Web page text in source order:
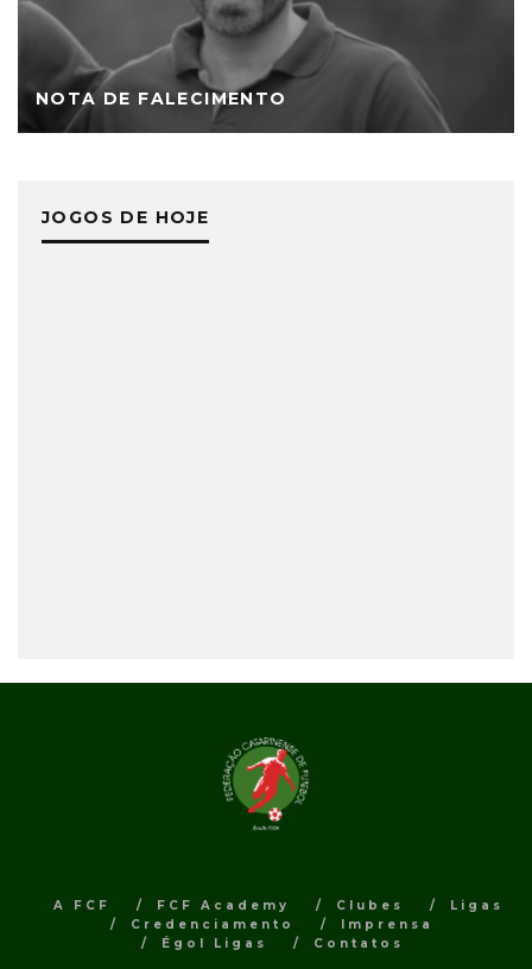
NOTA DE FALECIMENTO
JOGOS DE HOJE
A FCF FCF Academy Clubes
Ligas
Credenciamento
Imprensa
Égol Ligas
Contatos